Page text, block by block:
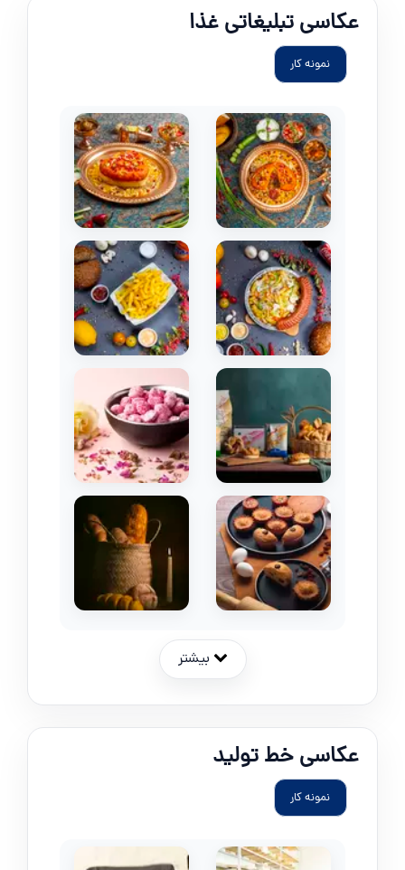
عکاسی تبلیغاتی غذا
نمونه کار
بیشتر
عکاسی خط تولید
نمونه کار